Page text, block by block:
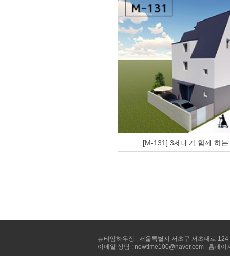
[M-131] 3세대가 함께 하
뉴타임하우징 | 서울특별시 서초구 서초대로
이메일 상담 : newtime100@naver.com | 홈페